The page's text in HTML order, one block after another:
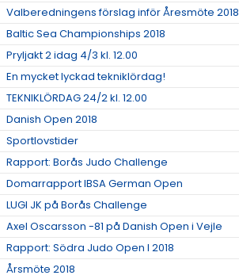
Valberedningens förslag inför Åresmöte 2018
Baltic Sea Championships 2018
Pryljakt 2 idag 4/3 kl. 12.00
En mycket lyckad tekniklördag!
TEKNIKLÖRDAG 24/2 kl. 12.00
Danish Open 2018
Sportlovstider
Rapport: Borås Judo Challenge
Domarrapport IBSA German Open
LUGI JK på Borås Challenge
Axel Oscarsson -81 på Danish Open i Vejle
Rapport: Södra Judo Open I 2018
Årsmöte 2018